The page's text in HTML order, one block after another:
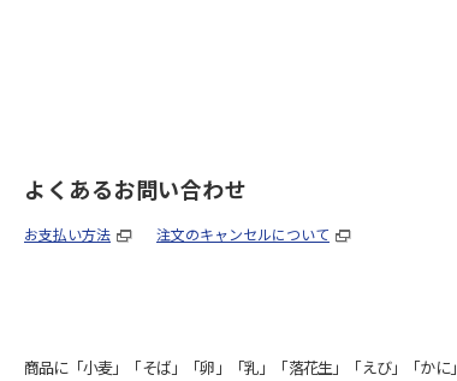
よくあるお問い合わせ
お支払い方法 注文のキャンセルについて
商品に「小麦」「そば」「卵」「乳」「落花生」「えび」「か